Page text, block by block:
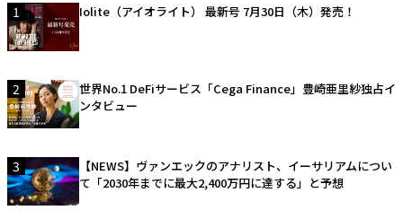
1 Iolite（アイオライト） 最新号 7月30日（木）発売！
2
世界No.1 DeFiサービス「Cega Finance」豊崎亜里紗独占イ
ンタビュー
3
【NEWS】ヴァンエックのアナリスト、イーサリアムについ
て「2030年までに最大2,400万円に達する」と予想